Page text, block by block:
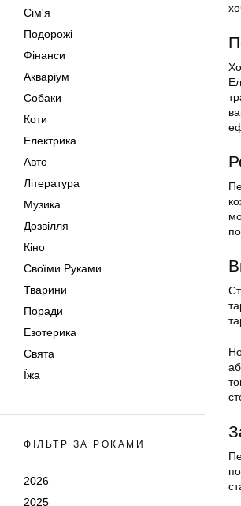
Сім'я
Подорожі
Фінанси
Акваріум
Собаки
Коти
Електрика
Авто
Література
Музика
Дозвілля
Кіно
Своїми Руками
Тварини
Поради
Езотерика
Свята
Їжа
ФІЛЬТР ЗА РОКАМИ
2026
2025